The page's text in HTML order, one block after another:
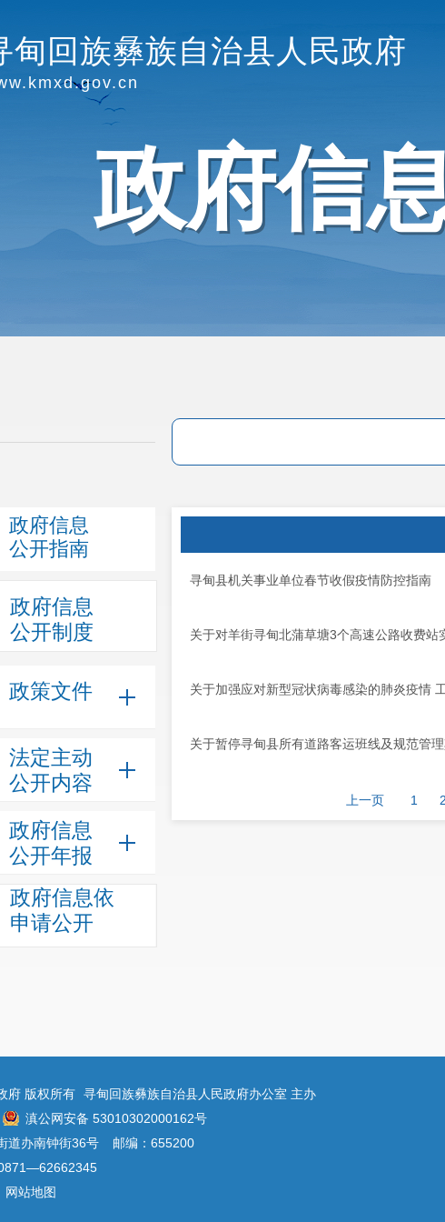
甸回族彝族自治县人民政府
政府信
政府信息
公开指南
政府信息
公开制度
政策文件
法定主动
公开内容
政府信息
公开年报
政府信息依
申请公开
寻甸县机关事业单位春节收假疫情防控指南
关于对羊街寻甸北蒲草塘3个高速公路收费站
关于加强应对新型冠状病毒感染的肺炎疫情
关于暂停寻甸县所有道路客运班线及规范管
上一页 1 2
府 版权所有 寻甸回族彝族自治县人民政府办公室 主办
滇公网安备 53010302000162号
道办南钟街36号
邮编：655200
网站地图